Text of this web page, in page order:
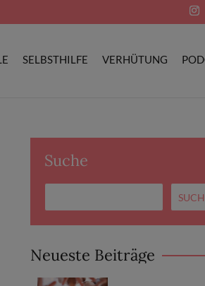
SELBSTHILFE VERHÜTUNG
Suche
Neueste Beiträge